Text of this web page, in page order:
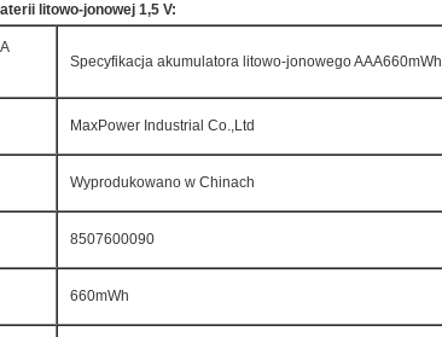
litowo-jonowej 1,5 V:
Specyfikacja akumulatora litowo-jonowego AAA660mWh
MaxPower Industrial Co.,Ltd
Wyprodukowano w Chinach
8507600090
660mWh